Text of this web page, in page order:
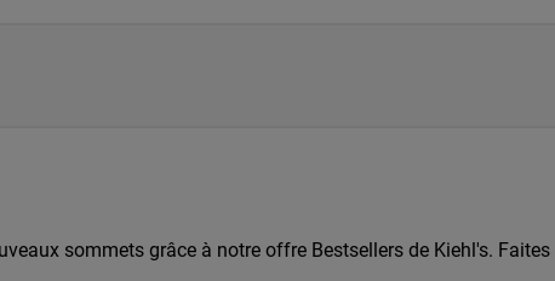
sommets grâce à notre offre Bestsellers de Kiehl's.